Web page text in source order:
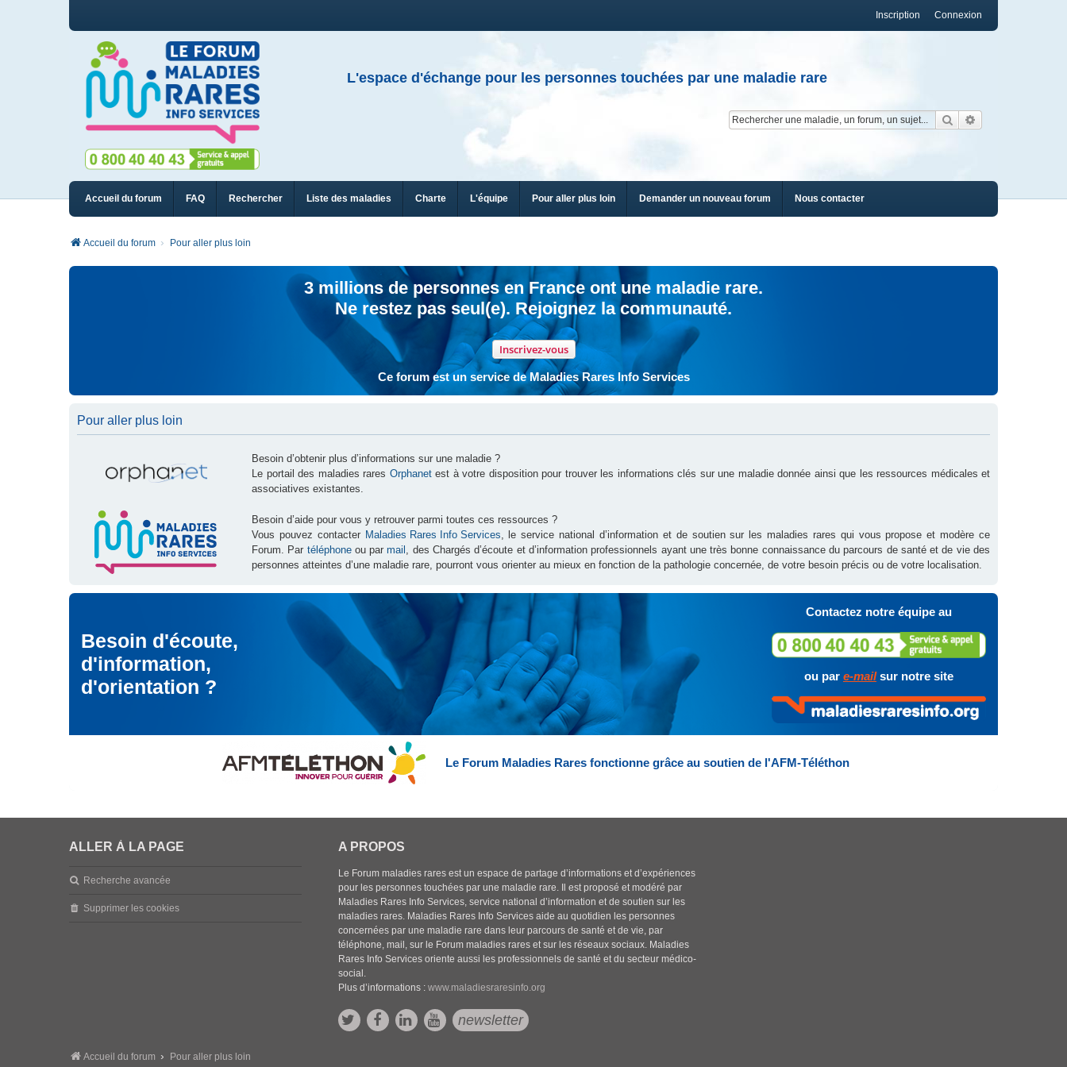
Connexion
Inscription
L'espace d'échange pour les personnes touchées par une maladie rare
Rechercher
Accueil du forum FAQ Rechercher Liste des maladies Charte L'équipe Pour aller plus loin Demander un nouveau forum Nous contacter
Accueil du forum Pour aller plus loin
3 millions de personnes en France ont une maladie rare.
Ne restez pas seul(e). Rejoignez la communauté.
Inscrivez-vous
Ce forum est un service de Maladies Rares Info Services
Pour aller plus loin
Besoin d’obtenir plus d’informations sur une maladie ?
Le portail des maladies rares Orphanetest à votre disposition pour trouver les informations clés sur une maladie donnée ainsi que les ressources médicales et
associatives existantes.
Besoin d’aide pour vous y retrouver parmi toutes ces ressources ?
Vous pouvez contacter Maladies Rares Info Services, le service national d’information et de soutien sur les maladies rares qui vous propose et modère ce
Forum. Par téléphoneou parmail , des Chargés d’écoute et d’information professionnels ayant une très bonne connaissance du parcours de santé et de vie des
personnes atteintes d’une maladie rare, pourront vous orienter au mieux en fonction de la pathologie concernée, de votre besoin précis ou de votre localisation.
Besoin d'écoute,
d'information,
d'orientation ?
Contactez notre équipe au
ou par e-mailsur notre site
Le Forum Maladies Rares fonctionne grâce au soutien de l'AFM-Téléthon
ALLER À LA PAGE
Recherche avancée
Supprimer les cookies
A PROPOS
Le Forum maladies rares est un espace de partage d’informations et d’expériences
pour les personnes touchées par une maladie rare. Il est proposé et modéré par
Maladies Rares Info Services, service national d’information et de soutien sur les
maladies rares. Maladies Rares Info Services aide au quotidien les personnes
concernées par une maladie rare dans leur parcours de santé et de vie, par
téléphone, mail, sur le Forum maladies rares et sur les réseaux sociaux. Maladies
Rares Info Services oriente aussi les professionnels de santé et du secteur médico-
social.
Plus d’informations :www.maladiesraresinfo.org
newsletter
Accueil du forum Pour aller plus loin